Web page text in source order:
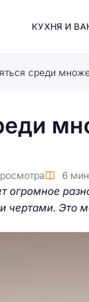
КУХНЯ И
среди
6
огромное
чертами. Это